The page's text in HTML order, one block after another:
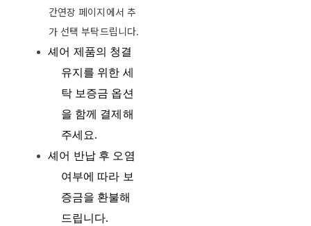
간연장 페이지에서 추
가 선택 부탁드립니다.
셰어 제품의 청결
유지를 위한 세
탁 보증금 옵션
을 함께 결제해
주세요.
셰어 반납 후 오염
여부에 따라 보
증금을 환불해
드립니다.